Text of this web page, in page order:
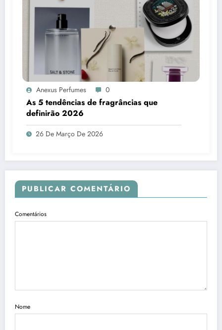
Anexus Perfumes 0
As 5 tendências de fragrâncias que
definirão 2026
26 De Março De 2026
PUBLICAR COMENTÁRIO
Comentários
Nome